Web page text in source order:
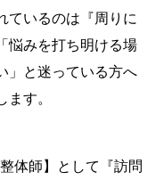
ているのは『周りに
悩みを打ち明ける場
」と迷っている方へ
ます。
体師】として『訪問